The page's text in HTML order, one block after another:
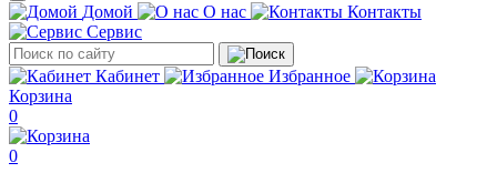
Домой О нас
Контакты
Сервис
Кабинет
Избранное
Корзина
0
0